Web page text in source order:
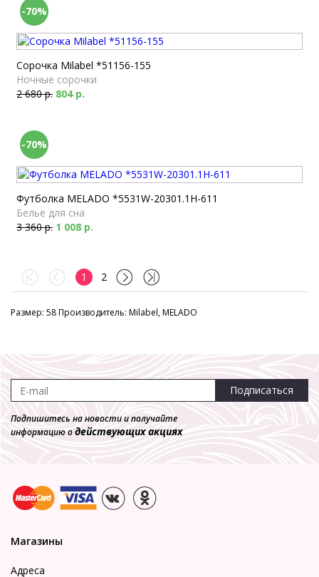
-70%
Сорочка Milabel *51156-155
Ночные сорочки
2 680 р. 804 р.
-70%
Футболка MELADO *5531W-20301.1H-611
Белье для сна
3 360 р. 1 008 р.
1 2
Размер: 58 Производитель: Milabel, MELADO
Подписаться
Подпишитесь на новости и получайте
информацию одействующих акциях
Магазины
Адреса